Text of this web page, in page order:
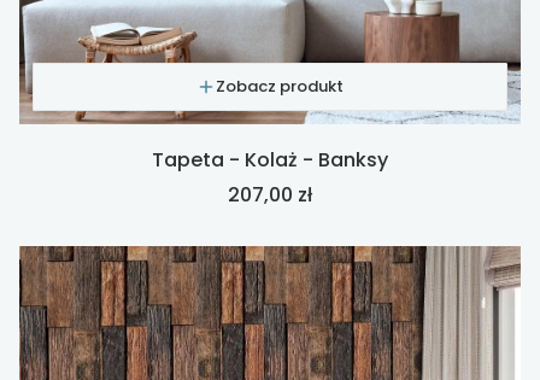
Zobacz produkt
Tapeta - Kolaż - Banksy
Cena
207,00 zł